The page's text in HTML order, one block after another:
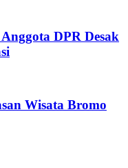
DPR Desak
Wisata Bromo